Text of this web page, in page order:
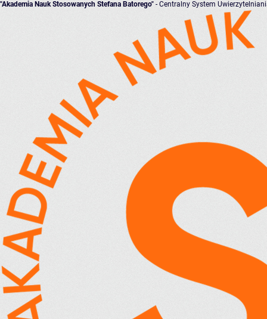
"Akademia Nauk Stosowanych Stefana Batorego" - Centralny System